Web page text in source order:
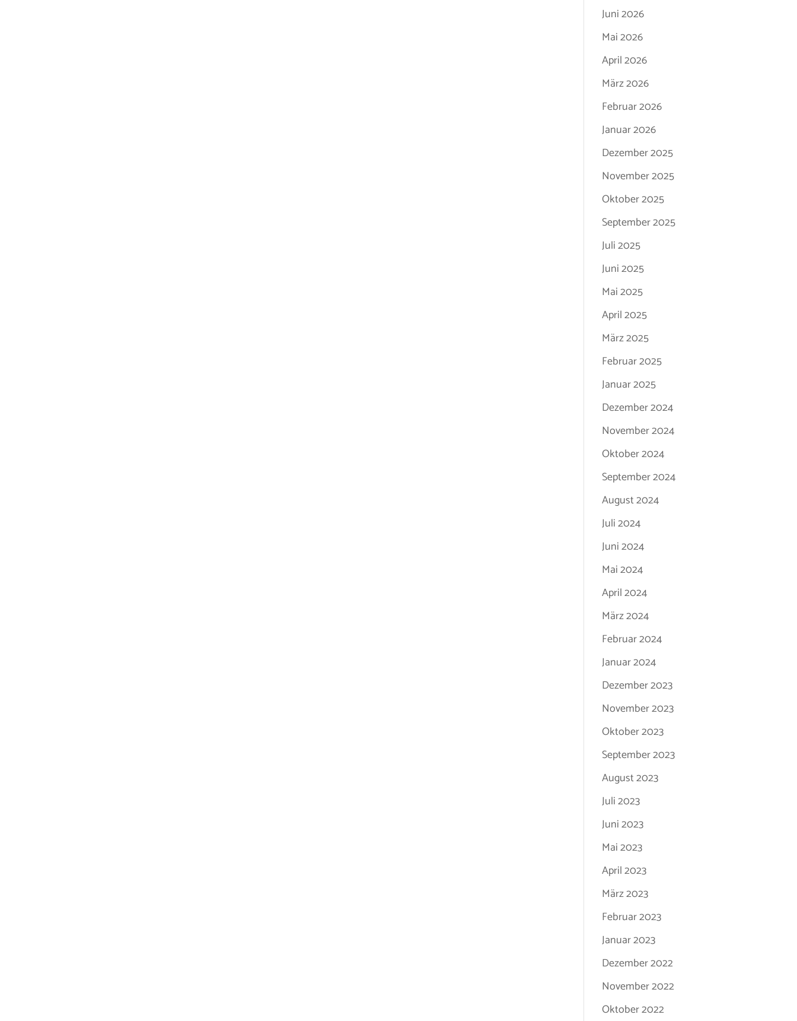
Juni 2026
Mai 2026
April 2026
März 2026
Februar 2026
Januar 2026
Dezember 2025
November 2025
Oktober 2025
September 2025
Juli 2025
Juni 2025
Mai 2025
April 2025
März 2025
Februar 2025
Januar 2025
Dezember 2024
November 2024
Oktober 2024
September 2024
August 2024
Juli 2024
Juni 2024
Mai 2024
April 2024
März 2024
Februar 2024
Januar 2024
Dezember 2023
November 2023
Oktober 2023
September 2023
August 2023
Juli 2023
Juni 2023
Mai 2023
April 2023
März 2023
Februar 2023
Januar 2023
Dezember 2022
November 2022
Oktober 2022